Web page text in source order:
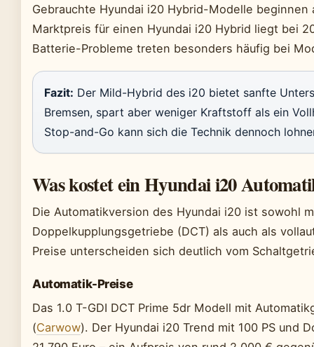
Gebrauchte Hyundai i20 Hybrid-Modelle
Marktpreis für einen Hyundai i20 Hybrid liegt bei
Batterie-Probleme treten besonders häufig bei
Fazit: Der Mild-Hybrid des i20 bietet sanfte
Bremsen, spart aber weniger Kraftstoff als ein
Stop-and-Go kann sich die Technik dennoch
Was kostet ein Hyundai i20
Die Automatikversion des Hyundai i20 ist sowohl
Doppelkupplungsgetriebe (DCT) als auch als
Preise unterscheiden sich deutlich vom
Automatik-Preise
Das 1.0 T-GDI DCT Prime 5dr Modell mit
(Carwow). Der Hyundai i20 Trend mit 100 PS und